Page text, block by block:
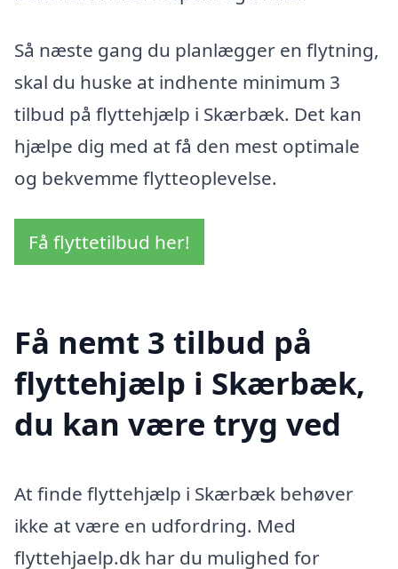
Så næste gang du planlægger en flytning,
skal du huske at indhente minimum 3
tilbud på flyttehjælp i Skærbæk. Det kan
hjælpe dig med at få den mest optimale
og bekvemme flytteoplevelse.
Få flyttetilbud her!
Få nemt 3 tilbud på
flyttehjælp i Skærbæk,
du kan være tryg ved
At finde flyttehjælp i Skærbæk behøver
ikke at være en udfordring. Med
flyttehjaelp.dk har du mulighed for